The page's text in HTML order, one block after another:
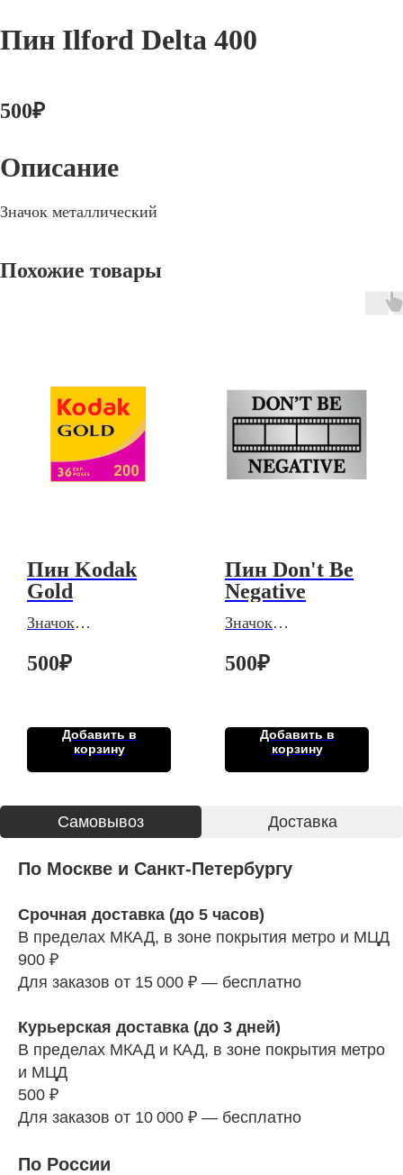
Пин Ilford Delta 400
500₽
Значок металлический
Похожие товары
Пин Kodak
Gold
Значок
500₽
Добавить в
корзину
Пин Don't Be
Negative
Значок
500₽
Добавить в
корзину
Cамовывоз Доставка
По Москве и Санкт-Петербургу
Срочная доставка (до 5 часов)
В пределах МКАД, в зоне покрытия метро и МЦД
900 ₽
Для заказов от 15 000 ₽ — бесплатно
Курьерская доставка (до 3 дней)
В пределах МКАД и КАД, в зоне покрытия метро
и МЦД
500 ₽
Для заказов от 10 000 ₽ — бесплатно
По России